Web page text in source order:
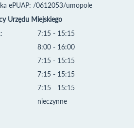
ePUAP: /0612053/umopole
Urzędu Miejskiego
7:15 - 15:15
8:00 - 16:00
7:15 - 15:15
7:15 - 15:15
7:15 - 15:15
nieczynne